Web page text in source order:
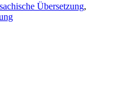
Übersetzung,